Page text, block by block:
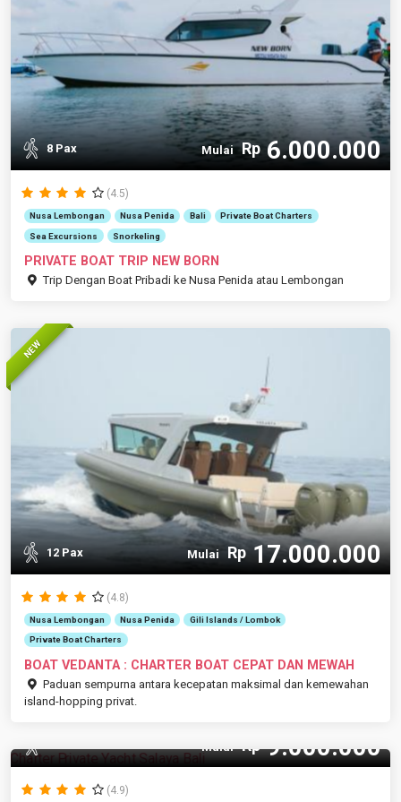
8 Pax Mulai Rp6.000.000
(4.5)
Nusa Lembongan Nusa Penida Bali Private Boat Charters
Sea Excursions Snorkeling
PRIVATE BOAT TRIP NEW BORN
Trip Dengan Boat Pribadi ke Nusa Penida atau Lembongan
NEW
12 Pax Mulai Rp17.000.000
(4.8)
Nusa Lembongan Nusa Penida Gili Islands / Lombok
Private Boat Charters
BOAT VEDANTA : CHARTER BOAT CEPAT DAN MEWAH
Paduan sempurna antara kecepatan maksimal dan kemewahan
island-hopping privat.
Mulai Rp9.000.000
(4.9)